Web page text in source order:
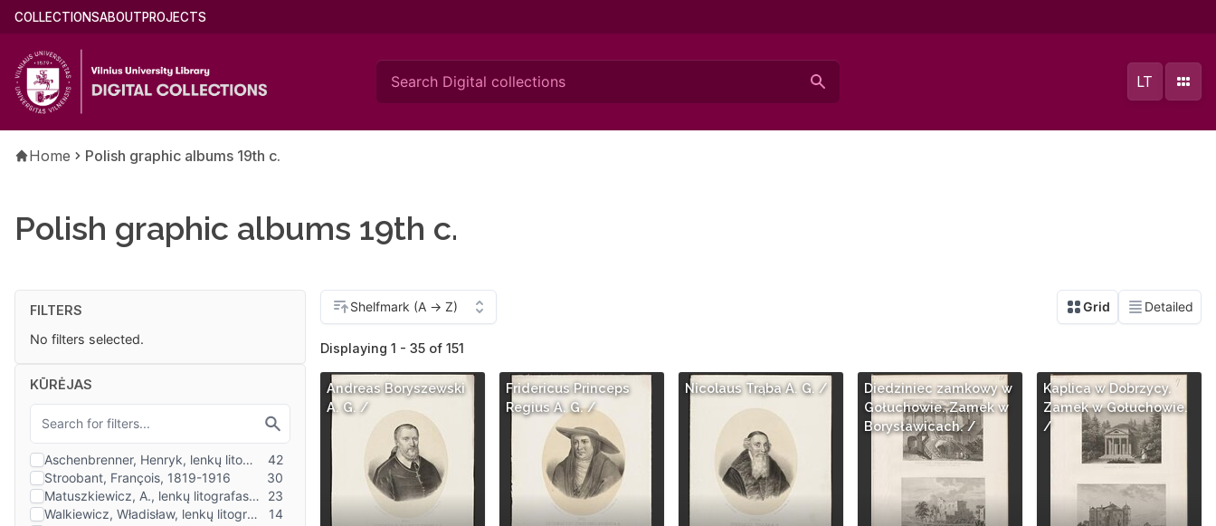
Skip
main
content
Main
(english)
COLLECTIONSABOUTPROJECTS
LT
Breadcrumb
Home Polish graphic albums 19th c.
Polish graphic albums 19th c.
FILTERS
No filters selected.
KŪRĖJAS
Displaying 1 - 35 of 151
Andreas Boryszewski
A. G. /
Fridericus Princeps
Regius A. G. /
Nicolaus Trąba A. G. /
Diedziniec zamkowy w
Gołuchowie. Zamek w
Borysławicach. /
Kaplica w Dobrzycy.
Zamek w Gołuchowie.
/